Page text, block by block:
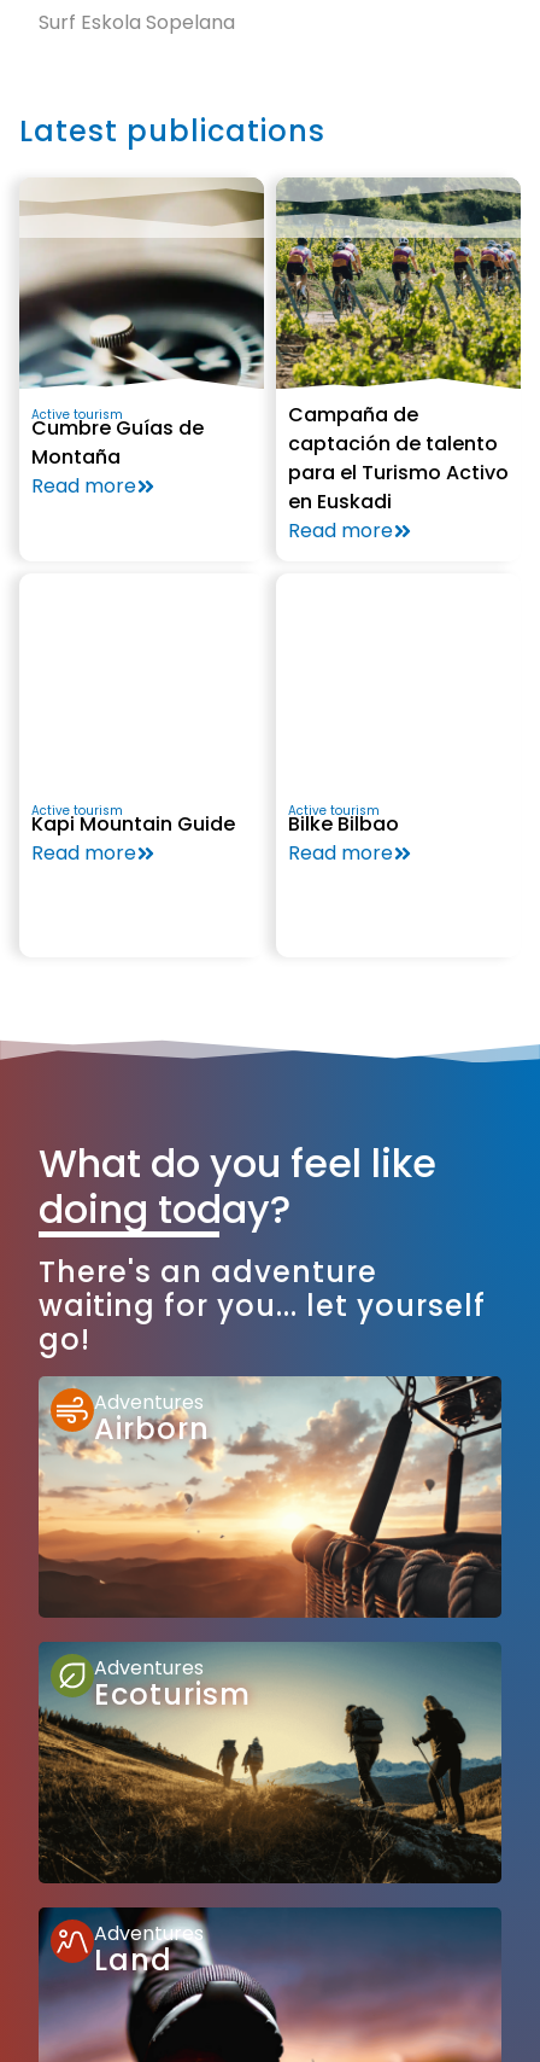
Surf Eskola Sopelana
Latest publications
Active tourism
Cumbre Guías de
Montaña
Read more
Campaña de
captación de talento
para el Turismo Activo
en Euskadi
Read more
Active tourism
Kapi Mountain Guide
Read more
Active tourism
Bilke Bilbao
Read more
What do you feel like
doing today?
There's an adventure
waiting for you... let yourself
go!
Adventures
Airborn
Adventures
Ecoturism
Adventures
Land